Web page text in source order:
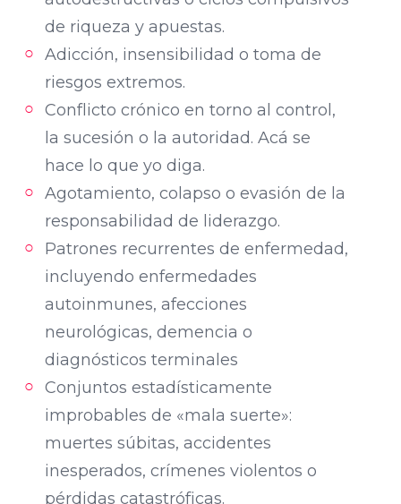
de riqueza y apuestas.
Adicción, insensibilidad o toma de
riesgos extremos.
Conflicto crónico en torno al control,
la sucesión o la autoridad. Acá se
hace lo que yo diga.
Agotamiento, colapso o evasión de la
responsabilidad de liderazgo.
Patrones recurrentes de enfermedad,
incluyendo enfermedades
autoinmunes, afecciones
neurológicas, demencia o
diagnósticos terminales
Conjuntos estadísticamente
improbables de «mala suerte»:
muertes súbitas, accidentes
inesperados, crímenes violentos o
pérdidas catastróficas.